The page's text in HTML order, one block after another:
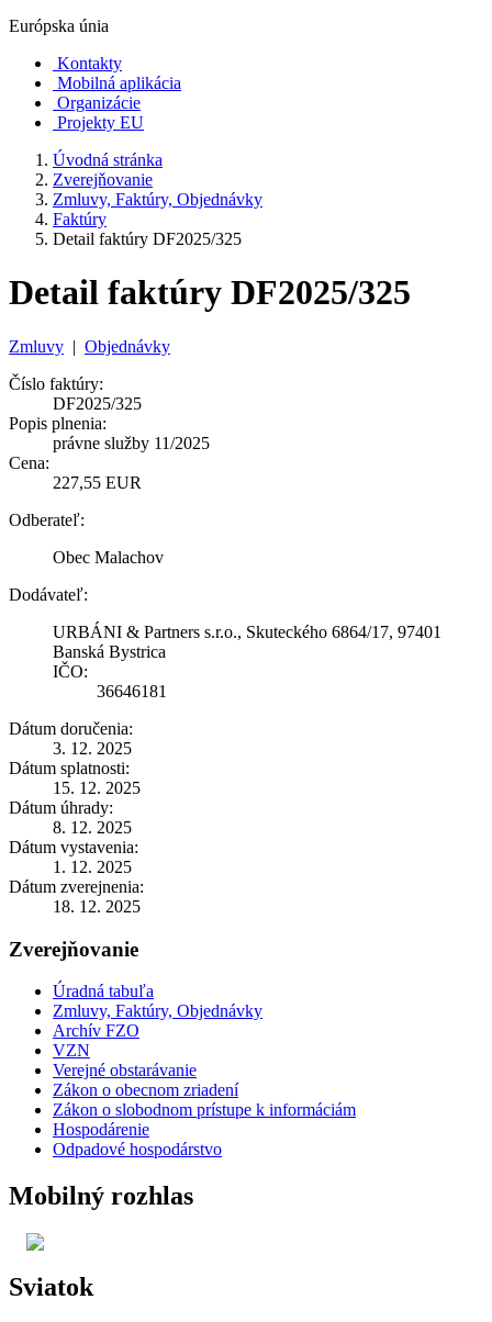
Európska únia
Kontakty
Mobilná aplikácia
Organizácie
Projekty EU
Úvodná stránka
Zverejňovanie
Zmluvy, Faktúry, Objednávky
Faktúry
Detail faktúry DF2025/325
Detail faktúry DF2025/325
Zmluvy | Objednávky
Číslo faktúry:
DF2025/325
Popis plnenia:
právne služby 11/2025
Cena:
227,55 EUR
Odberateľ:
Obec Malachov
Dodávateľ:
URBÁNI & Partners s.r.o., Skuteckého 6864/17, 97401
Banská Bystrica
IČO:
36646181
Dátum doručenia:
3. 12. 2025
Dátum splatnosti:
15. 12. 2025
Dátum úhrady:
8. 12. 2025
Dátum vystavenia:
1. 12. 2025
Dátum zverejnenia:
18. 12. 2025
Zverejňovanie
Úradná tabuľa
Zmluvy, Faktúry, Objednávky
Archív FZO
VZN
Verejné obstarávanie
Zákon o obecnom zriadení
Zákon o slobodnom prístupe k informáciám
Hospodárenie
Odpadové hospodárstvo
Mobilný rozhlas
Sviatok